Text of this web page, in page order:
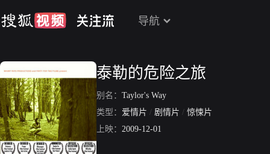
导航
泰勒的危险之旅
别名： Taylor's Way
类型： 爱情片 / 剧情片 / 惊悚片
上映： 2009-12-01